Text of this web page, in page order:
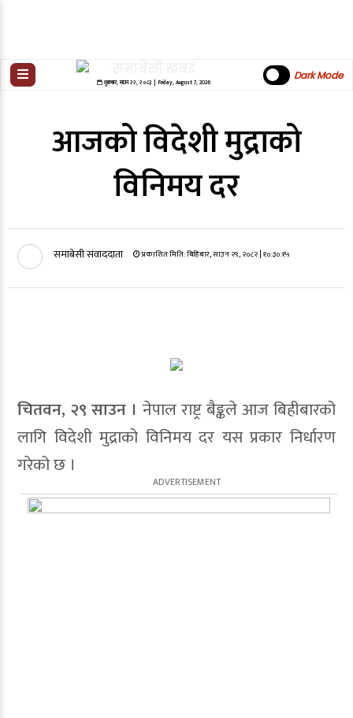
शुक्रबार,साउन २२,२०८३| Friday, August 7, 2026
Dark Mode
आजको विदेशी मुद्राको
विनिमय दर
समाबेसी संवाददाता प्रकाशित मिति:बिहिबार, साउन २९, २०८२| १०:३०:१५
चितवन, २९ साउन । नेपाल राष्ट्र बैङ्कले आज बिहीबारको
लागि विदेशी मुद्राको विनिमय दर यस प्रकार निर्धारण
गरेको छ ।